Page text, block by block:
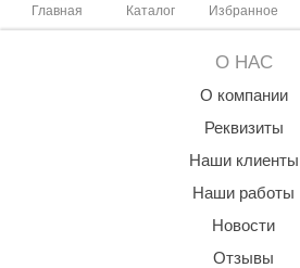
Главная Каталог Избранное
О НАС
О компании
Реквизиты
Наши клиенты
Наши работы
Новости
Отзывы